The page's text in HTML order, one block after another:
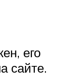
его
сайте.